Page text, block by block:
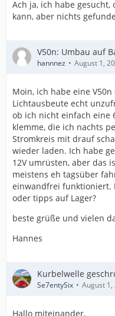
Ach ja, ich habe
kann, aber nichts
V50n: Umbau auf
hannnez August 1,
Moin, ich habe eine
Lichtausbeute echt
ob ich nicht einfach eine
klemme, die ich nachts
Stromkreis mit drauf
wieder laden. Ich habe
12V umrüsten, aber das
meistens eh tagsüber
einwandfrei funktioniert.
oder tipps auf Lager?
beste grüße und vielen
Hannes
Kurbelwelle
Se7entySix August 1,
Hallo miteinander,